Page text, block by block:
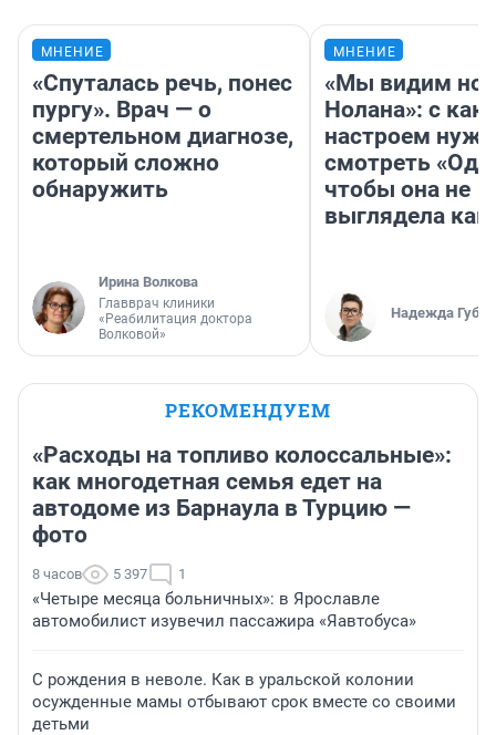
МНЕНИЕ
«Спуталась речь, понес
пургу». Врач — о
смертельном диагнозе,
который сложно
обнаружить
Ирина Волкова
Главврач клиники
«Реабилитация доктора
Волковой»
МНЕНИЕ
«Мы видим
Нолана»: с
настроем
смотреть
чтобы она не
выглядела как
Надежда
РЕКОМЕНДУЕМ
«Расходы на топливо колоссальные»:
как многодетная семья едет на
автодоме из Барнаула в Турцию —
фото
8 часов 5 397 1
«Четыре месяца больничных»: в Ярославле
автомобилист изувечил пассажира «Яавтобуса»
С рождения в неволе. Как в уральской колонии
осужденные мамы отбывают срок вместе со своими
детьми